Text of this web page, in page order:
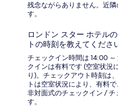
残念ながらありません。近
す。
ロンドン スター ホテル
トの時刻を教えてくださ
チェックイン時間は 14:00
クインは有料です (空室状況
り)。チェックアウト時刻は
トは空室状況により、有料
非対面式のチェックイン /
す。